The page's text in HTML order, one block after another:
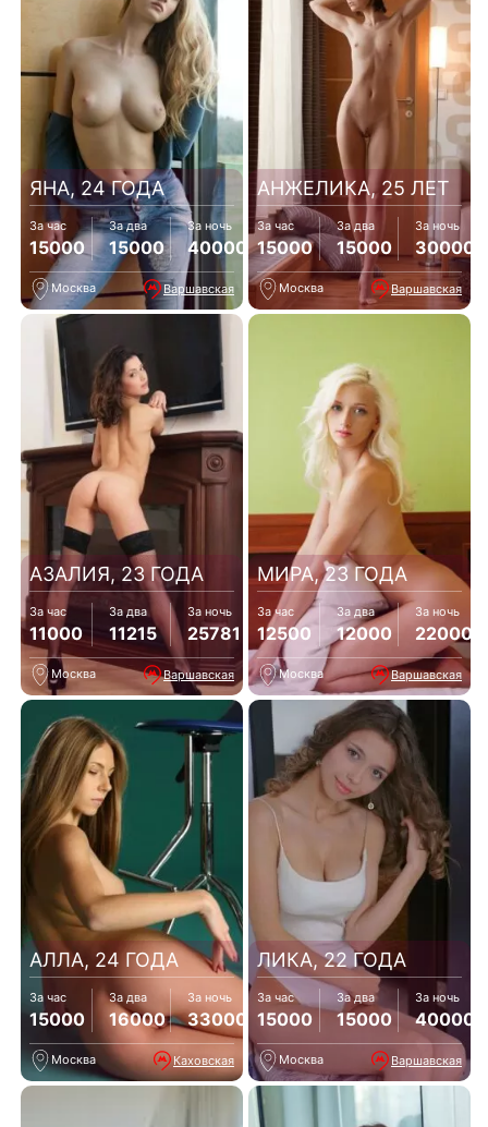
ЯНА, 24 ГОДА
За час
15000
За два
15000
За ночь
40000
Москва Варшавская
АНЖЕЛИКА, 25 ЛЕТ
За час
15000
За два
15000
За ночь
30000
Москва Варшавская
АЗАЛИЯ, 23 ГОДА
За час
11000
За два
11215
За ночь
25781
Москва Варшавская
МИРА, 23 ГОДА
За час
12500
За два
12000
За ночь
22000
Москва Варшавская
АЛЛА, 24 ГОДА
За час
15000
За два
16000
За ночь
33000
Москва Каховская
ЛИКА, 22 ГОДА
За час
15000
За два
15000
За ночь
40000
Москва Варшавская